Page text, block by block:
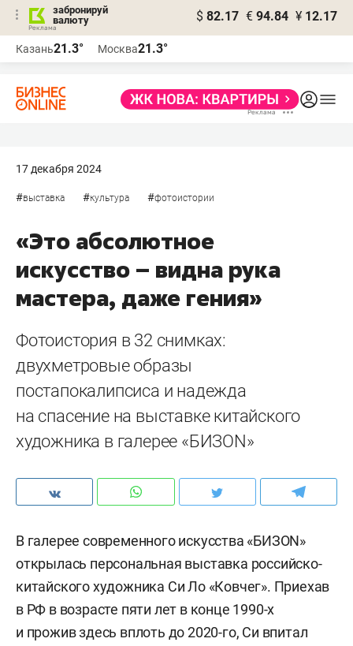
забронируй
валюту
$ 82.17 € 94.84 ¥ 12.17
Казань21.3° Москва21.3°
17 декабря 2024
#выставка #культура #фотоистории
«Это абсолютное
искусство – видна рука
мастера, даже гения»
Фотоистория в 32 снимках:
двухметровые образы
постапокалипсиса и надежда
на спасение на выставке китайского
художника в галерее «БИЗОN»
В галерее современного искусства «БИЗОN»
открылась персональная выставка российско-
китайского художника Си Ло «Ковчег». Приехав
в РФ в возрасте пяти лет в конце 1990-х
и прожив здесь вплоть до 2020-го, Си впитал